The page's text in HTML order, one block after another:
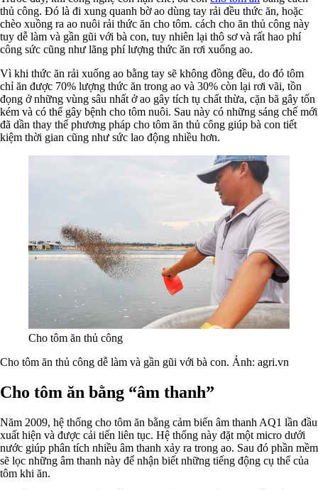
thủ công. Đó là đi xung quanh bờ ao dùng tay rải đều thức ăn, hoặc
chèo xuồng ra ao nuôi rải thức ăn cho tôm. cách cho ăn thủ công này
tuy dễ làm và gần gũi với bà con, tuy nhiên lại thô sơ và rất hao phí
công sức cũng như lãng phí lượng thức ăn rơi xuống ao.
Vì khi thức ăn rải xuống ao bằng tay sẽ không đồng đều, do đó tôm
chỉ ăn được 70% lượng thức ăn trong ao và 30% còn lại rơi vãi, tồn
đọng ở những vùng sâu nhất ở ao gây tích tụ chất thừa, cặn bã gây tốn
kém và có thể gây bệnh cho tôm nuôi. Sau này có những sáng chế mới
đã dần thay thế phương pháp cho tôm ăn thủ công giúp bà con tiết
kiệm thời gian cũng như sức lao động nhiều hơn.
Cho tôm ăn thủ công
Cho tôm ăn thủ công dễ làm và gần gũi với bà con. Ảnh: agri.vn
Cho tôm ăn bằng “âm thanh”
Năm 2009, hệ thống cho tôm ăn bằng cảm biến âm thanh AQ1 lần đầu
xuất hiện và được cải tiến liên tục. Hệ thống này đặt một micro dưới
nước giúp phân tích nhiều âm thanh xảy ra trong ao. Sau đó phần mềm
sẽ lọc những âm thanh này để nhận biết những tiếng động cụ thể của
tôm khi ăn.